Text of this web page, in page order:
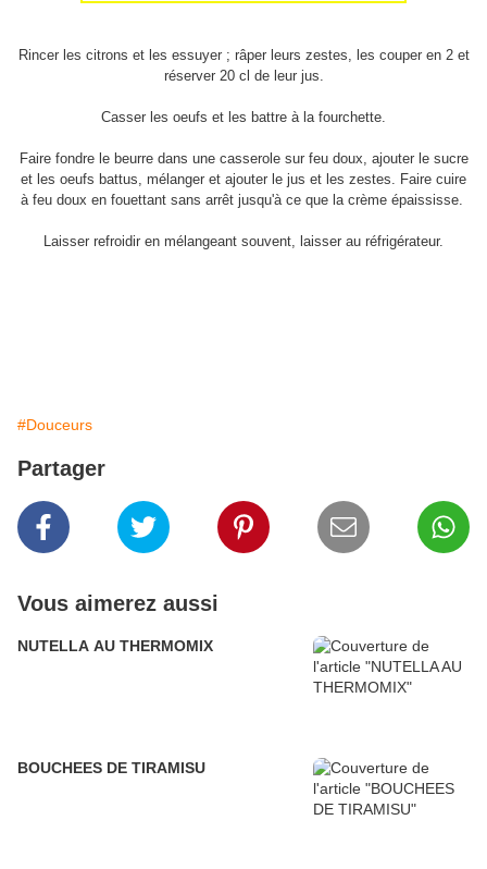
Rincer les citrons et les essuyer ; râper leurs zestes, les couper en 2 et
réserver 20 cl de leur jus.
Casser les oeufs et les battre à la fourchette.
Faire fondre le beurre dans une casserole sur feu doux, ajouter le sucre
et les oeufs battus, mélanger et ajouter le jus et les zestes. Faire cuire
à feu doux en fouettant sans arrêt jusqu'à ce que la crème épaississe.
Laisser refroidir en mélangeant souvent, laisser au réfrigérateur.
#Douceurs
Partager
Vous aimerez aussi
NUTELLA AU THERMOMIX
BOUCHEES DE TIRAMISU